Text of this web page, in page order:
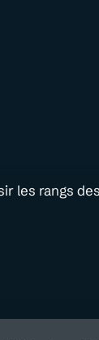
les rangs